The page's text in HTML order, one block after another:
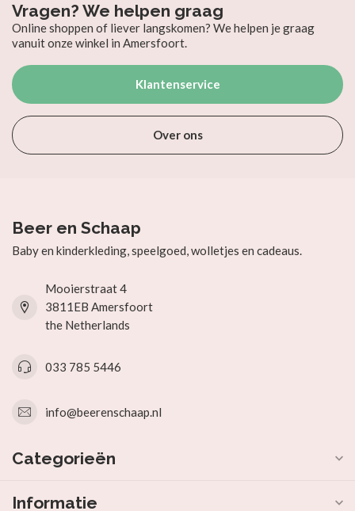
Vragen? We helpen graag
Online shoppen of liever langskomen? We helpen je graag
vanuit onze winkel in Amersfoort.
Klantenservice
Over ons
Beer en Schaap
Baby en kinderkleding, speelgoed, wolletjes en cadeaus.
Mooierstraat 4
3811EB Amersfoort
the Netherlands
033 785 5446
info@beerenschaap.nl
Categorieën
Informatie